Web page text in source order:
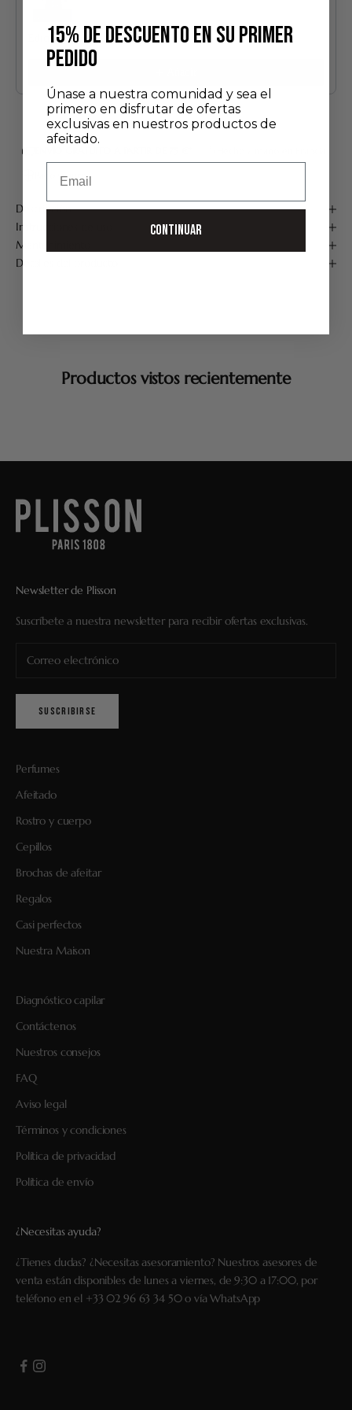
Edición Descubrimiento
24,00 €
Pago seguro
Descripción
Instrucciones de uso
Mantenimiento
Detalles del producto
Productos vistos recientemente
Newsletter de Plisson
Suscríbete a nuestra newsletter para recibir ofertas exclusivas.
SUSCRIBIRSE
Perfumes
Afeitado
Rostro y cuerpo
Cepillos
Brochas de afeitar
Regalos
Casi perfectos
Nuestra Maison
Diagnóstico capilar
Contáctenos
Nuestros consejos
FAQ
Aviso legal
Términos y condiciones
Política de privacidad
Política de envío
¿Necesitas ayuda?
¿Tienes dudas? ¿Necesitas asesoramiento? Nuestros asesores de
venta están disponibles de lunes a viernes, de 9:30 a 17:00, por
teléfono en el +33 02 96 63 34 50o víaWhatsApp
15% DE DESCUENTO EN SU PRIMER
PEDIDO
Únase a nuestra comunidad y sea el
primero en disfrutar de ofertas
exclusivas en nuestros productos de
afeitado.
CONTINUAR